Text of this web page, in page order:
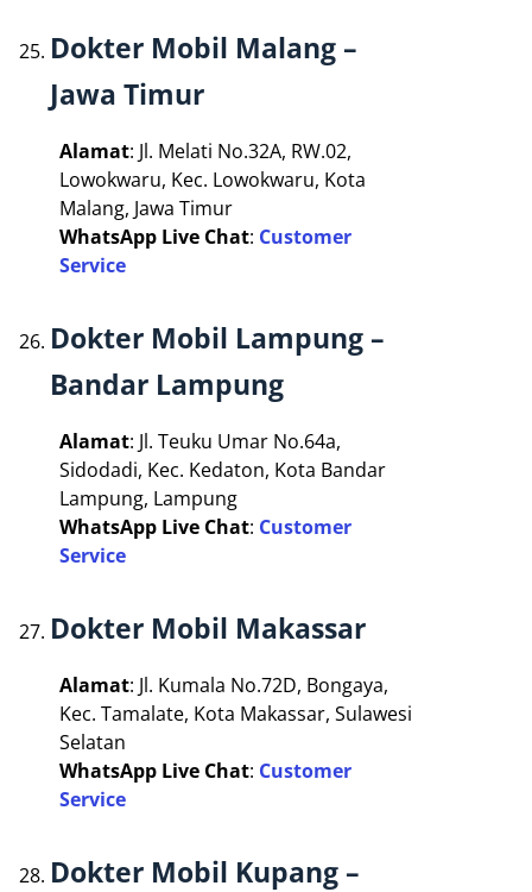
Dokter Mobil Malang –
Jawa Timur
Alamat: Jl. Melati No.32A, RW.02,
Lowokwaru, Kec. Lowokwaru, Kota
Malang, Jawa Timur
WhatsApp Live Chat: Customer
Service
Dokter Mobil Lampung –
Bandar Lampung
Alamat: Jl. Teuku Umar No.64a,
Sidodadi, Kec. Kedaton, Kota Bandar
Lampung, Lampung
WhatsApp Live Chat: Customer
Service
Dokter Mobil Makassar
Alamat: Jl. Kumala No.72D, Bongaya,
Kec. Tamalate, Kota Makassar, Sulawesi
Selatan
WhatsApp Live Chat: Customer
Service
Dokter Mobil Kupang –